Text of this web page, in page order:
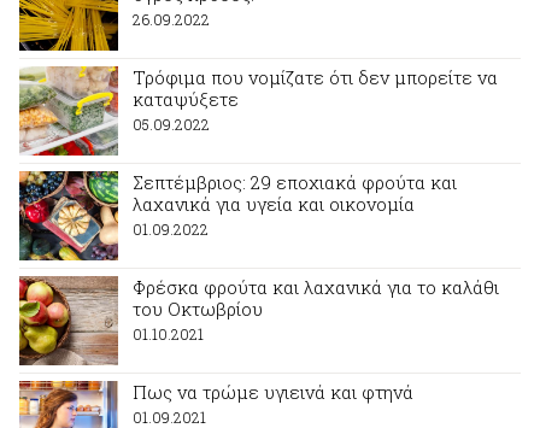
26.09.2022
Τρόφιμα που νομίζατε ότι δεν μπορείτε να
καταψύξετε
05.09.2022
Σεπτέμβριος: 29 εποχιακά φρούτα και
λαχανικά για υγεία και οικονομία
01.09.2022
Φρέσκα φρούτα και λαχανικά για το καλάθι
του Οκτωβρίου
01.10.2021
Πως να τρώμε υγιεινά και φτηνά
01.09.2021